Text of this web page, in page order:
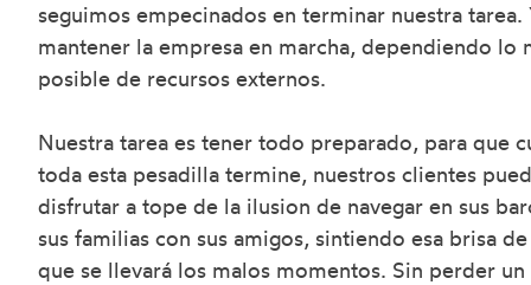
seguimos empecinados en terminar nuestra tarea.
mantener la empresa en marcha, dependiendo lo
posible de recursos externos.
Nuestra tarea es tener todo preparado, para que
toda esta pesadilla termine, nuestros clientes
disfrutar a tope de la ilusion de navegar en sus
sus familias con sus amigos, sintiendo esa brisa
que se llevará los malos momentos. Sin perder